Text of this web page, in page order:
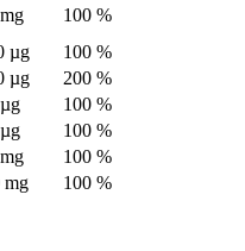
100 %
µg
100 %
µg
200 %
100 %
100 %
100 %
mg
100 %